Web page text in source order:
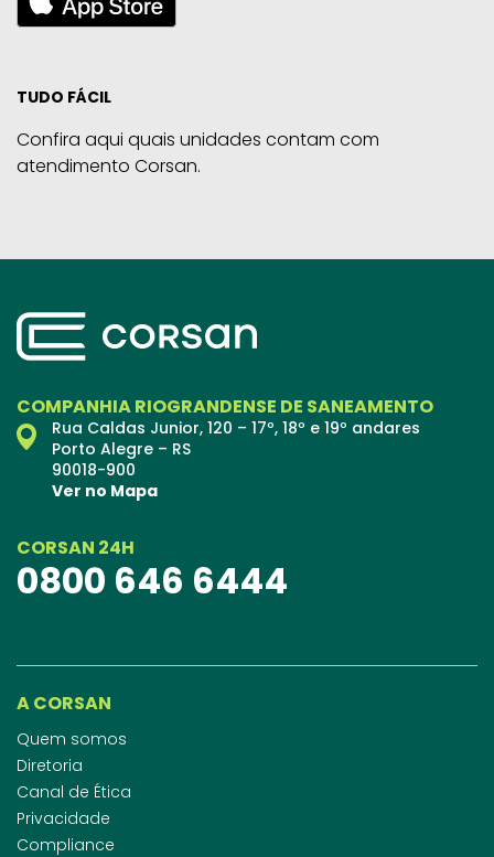
TUDO FÁCIL
Confira aqui quais unidades contam com
atendimento Corsan.
COMPANHIA RIOGRANDENSE DE SANEAMENTO
Rua Caldas Junior, 120 – 17º, 18º e 19º andares
Porto Alegre – RS
90018-900
Ver no Mapa
CORSAN 24H
0800 646 6444
A CORSAN
Quem somos
Diretoria
Canal de Ética
Privacidade
Compliance